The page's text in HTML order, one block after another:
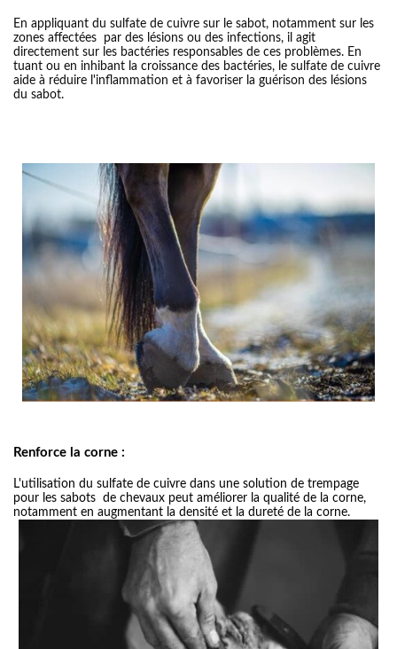
En appliquant du sulfate de cuivre sur le sabot, notamment sur les
zones affectées par des lésions ou des infections, il agit
directement sur les bactéries responsables de ces problèmes. En
tuant ou en inhibant la croissance des bactéries, le sulfate de cuivre
aide à réduire l'inflammation et à favoriser la guérison des lésions
du sabot.
Renforce la corne :
L'utilisation du sulfate de cuivre dans une solution de trempage
pour les sabots de chevaux peut améliorer la qualité de la corne,
notamment en augmentant la densité et la dureté de la corne.